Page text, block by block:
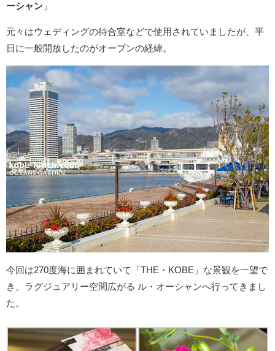
ーシャン 」
元々はウェディングの待合室などで使用されていましたが、平
日に一般開放したのがオープンの経緯。
今回は270度海に囲まれていて「THE・KOBE」な景観を一望で
き、ラグジュアリー空間広がる ル・オーシャンへ行ってきまし
た。